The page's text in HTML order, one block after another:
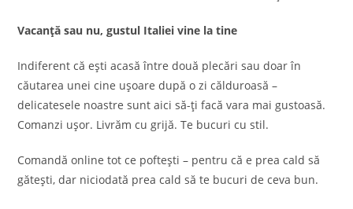
Vacanță sau nu, gustul Italiei vine la tine
Indiferent că ești acasă între două plecări sau doar în
căutarea unei cine ușoare după o zi călduroasă –
delicatesele noastre sunt aici să-ți facă vara mai gustoasă.
Comanzi ușor. Livrăm cu grijă. Te bucuri cu stil.
Comandă online tot ce poftești – pentru că e prea cald să
gătești, dar niciodată prea cald să te bucuri de ceva bun.